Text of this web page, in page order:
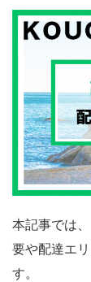
本記事では
要や配達エ
す。